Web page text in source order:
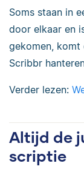
Soms staan in
door elkaar en
gekomen,
Scribbr
Verder lezen:
Altijd de
scriptie